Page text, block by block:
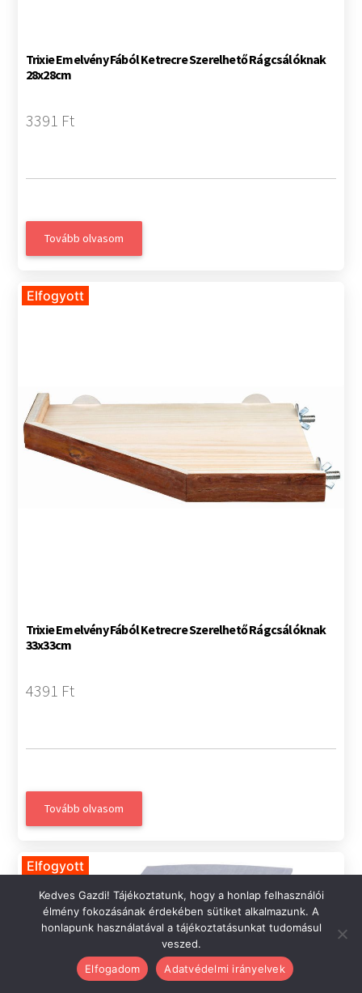
Trixie Emelvény Fából Ketrecre Szerelhető Rágcsálóknak
28x28cm
3391 Ft
Tovább olvasom
Elfogyott
Trixie Emelvény Fából Ketrecre Szerelhető Rágcsálóknak
33x33cm
4391 Ft
Tovább olvasom
Elfogyott
Kedves Gazdi! Tájékoztatunk, hogy a honlap felhasználói
élmény fokozásának érdekében sütiket alkalmazunk. A
honlapunk használatával a tájékoztatásunkat tudomásul
veszed.
Elfogadom
Adatvédelmi irányelvek